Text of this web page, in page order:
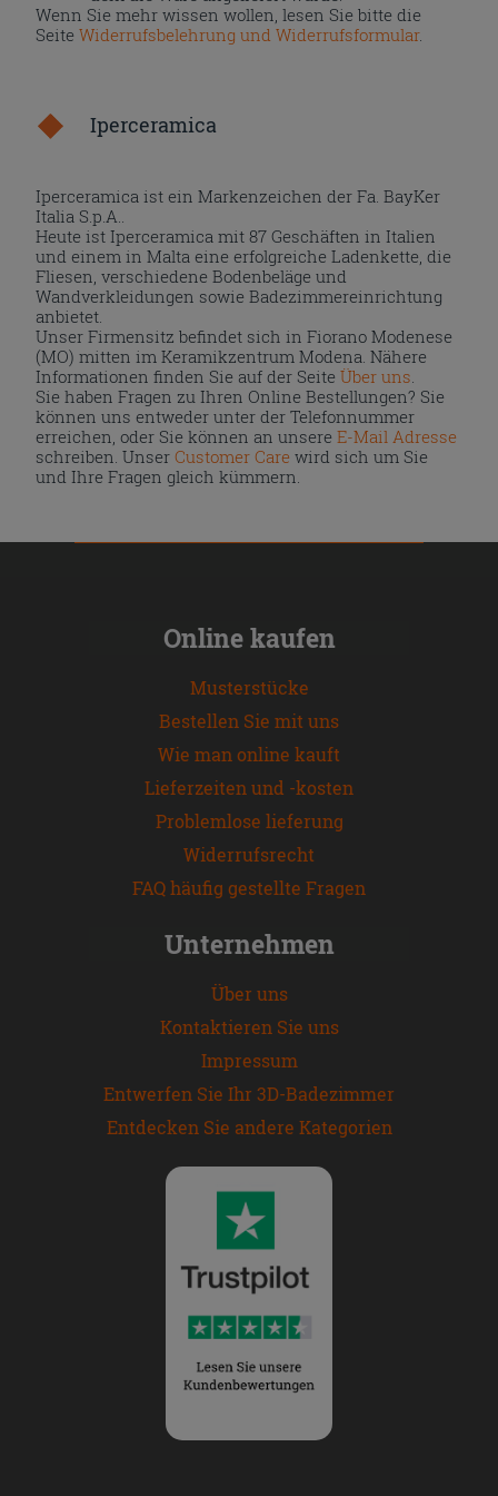
Wenn Sie mehr wissen wollen, lesen Sie bitte die
SeiteWiderrufsbelehrung und Widerrufsformular.
Iperceramica
Iperceramica ist ein Markenzeichen der Fa. BayKer
Italia S.p.A..
Heute ist Iperceramica mit 87 Geschäften in Italien
und einem in Malta eine erfolgreiche Ladenkette, die
Fliesen, verschiedene Bodenbeläge und
Wandverkleidungen sowie Badezimmereinrichtung
anbietet.
Unser Firmensitz befindet sich in Fiorano Modenese
(MO) mitten im Keramikzentrum Modena. Nähere
Informationen finden Sie auf der Seite Über uns.
Sie haben Fragen zu Ihren Online Bestellungen? Sie
können uns entweder unter der Telefonnummer
erreichen, oder Sie können an unsereE-Mail Adresse
schreiben. UnserCustomer Care wird sich um Sie
und Ihre Fragen gleich kümmern.
Online kaufen
Musterstücke
Bestellen Sie mit uns
Wie man online kauft
Lieferzeiten und -kosten
Problemlose lieferung
Widerrufsrecht
FAQ häufig gestellte Fragen
Unternehmen
Über uns
Kontaktieren Sie uns
Impressum
Entwerfen Sie Ihr 3D-Badezimmer
Entdecken Sie andere Kategorien